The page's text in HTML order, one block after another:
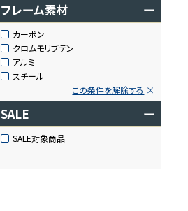
フレーム素材 ー
カーボン
クロムモリブデン
アルミ
スチール
この条件を解除する
SALE ー
SALE対象商品